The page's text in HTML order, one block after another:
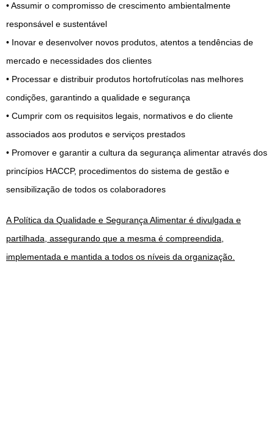
• Assumir o compromisso de crescimento ambientalmente
responsável e sustentável
• Inovar e desenvolver novos produtos, atentos a tendências de
mercado e necessidades dos clientes
• Processar e distribuir produtos hortofrutícolas nas melhores
condições, garantindo a qualidade e segurança
• Cumprir com os requisitos legais, normativos e do cliente
associados aos produtos e serviços prestados
• Promover e garantir a cultura da segurança alimentar através dos
princípios HACCP, procedimentos do sistema de gestão e
sensibilização de todos os colaboradores
A Política da Qualidade e Segurança Alimentar é divulgada e
partilhada, assegurando que a mesma é compreendida,
implementada e mantida a todos os níveis da organização.